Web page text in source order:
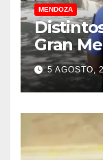
MENDOZA
Gran
con
5 AGOSTO,